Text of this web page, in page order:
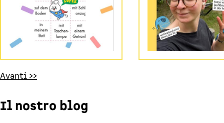
Avanti >>
Il nostro blog